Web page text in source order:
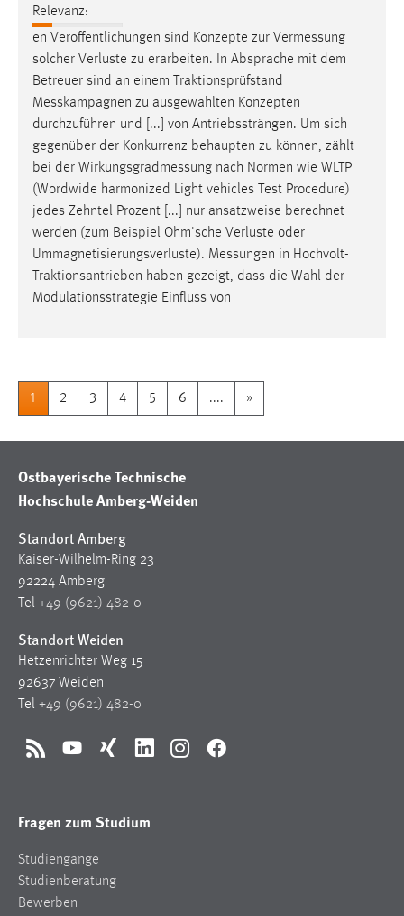
Relevanz:
en Veröffentlichungen sind Konzepte zur Vermessung
solcher Verluste zu erarbeiten. In Absprache mit dem
Betreuer sind an einem Traktionsprüfstand
Messkampagnen zu ausgewählten Konzepten
durchzuführen und [...] von Antriebssträngen. Um sich
gegenüber der Konkurrenz behaupten zu können, zählt
bei der Wirkungsgradmessung nach Normen wie WLTP
(Wordwide harmonized Light vehicles Test Procedure)
jedes Zehntel Prozent [...] nur ansatzweise berechnet
werden (zum Beispiel Ohm'sche Verluste oder
Ummagnetisierungsverluste). Messungen in Hochvolt-
Traktionsantrieben haben gezeigt, dass die Wahl der
Modulationsstrategie Einfluss von
1 2 3 4 5 6 .... »
Ostbayerische Technische
Hochschule Amberg-Weiden
Standort Amberg
Kaiser-Wilhelm-Ring 23
92224 Amberg
Tel +49 (9621) 482-0
Standort Weiden
Hetzenrichter Weg 15
92637 Weiden
Tel +49 (9621) 482-0
RSS YouTubeXing LinkedInInstagramFacebook
Fragen zum Studium
Studiengänge
Studienberatung
Bewerben